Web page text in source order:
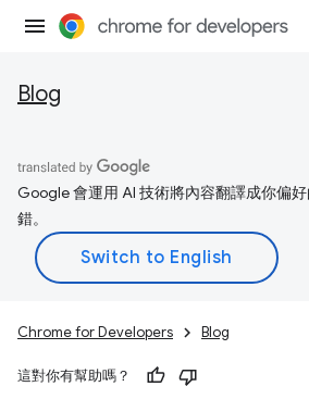
Blog
Google 會運用 AI 技術將內容翻譯成你偏
錯。
Chrome for Developers Blog
這對你有幫助嗎？